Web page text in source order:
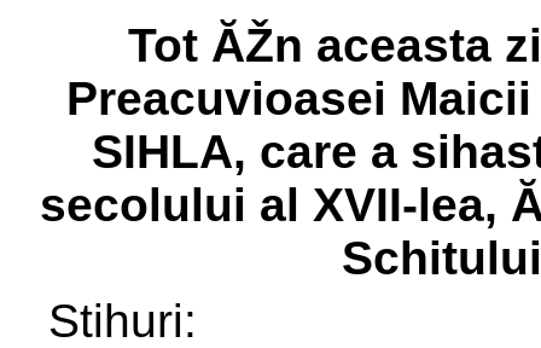
Tot ĂŽn aceasta
Preacuvioasei
SIHLA, care a
secolului al XVII-lea,
Stihuri: